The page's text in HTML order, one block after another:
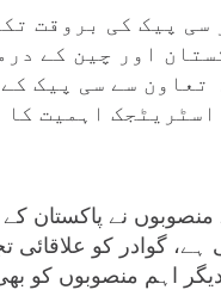
پیک کی بروقت
اور چین کے
تعاون سے سی پیک
اہمیت
منصوبوں نے پاکستان
ہے، گوادر کو
اہم منصوبوں کو